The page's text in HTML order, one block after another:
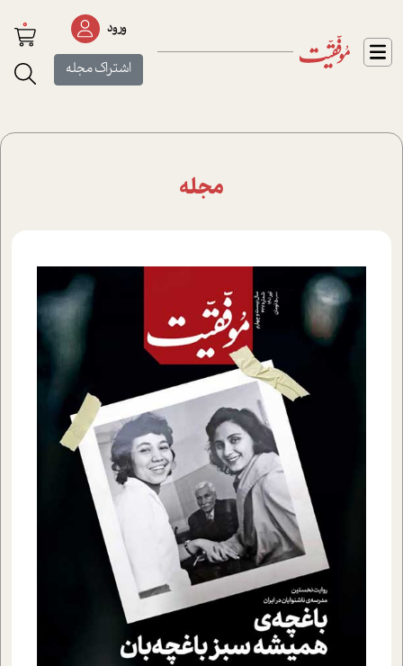
ورود
اشتراک مجله
0
مجله